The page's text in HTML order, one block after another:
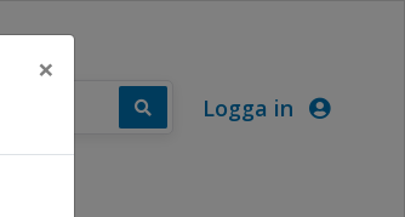
Logga in
×